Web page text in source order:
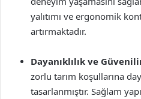
yalıtımı ve ergonomik
artırmaktadır.
Dayanıklılık ve
zorlu tarım koşullarına
tasarlanmıştır. Sağlam